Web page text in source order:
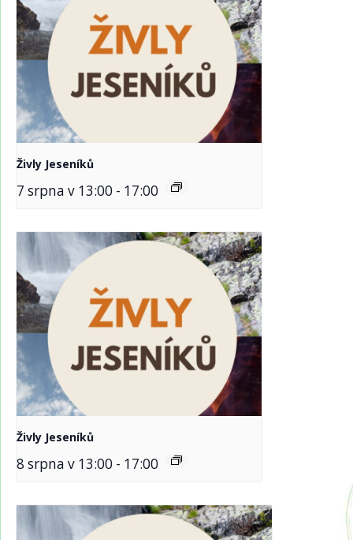
Živly Jeseníků
7 srpna v 13:00 - 17:00
Živly Jeseníků
8 srpna v 13:00 - 17:00